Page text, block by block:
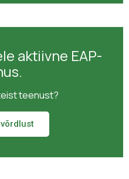
aktiivne EAP-
teenust?